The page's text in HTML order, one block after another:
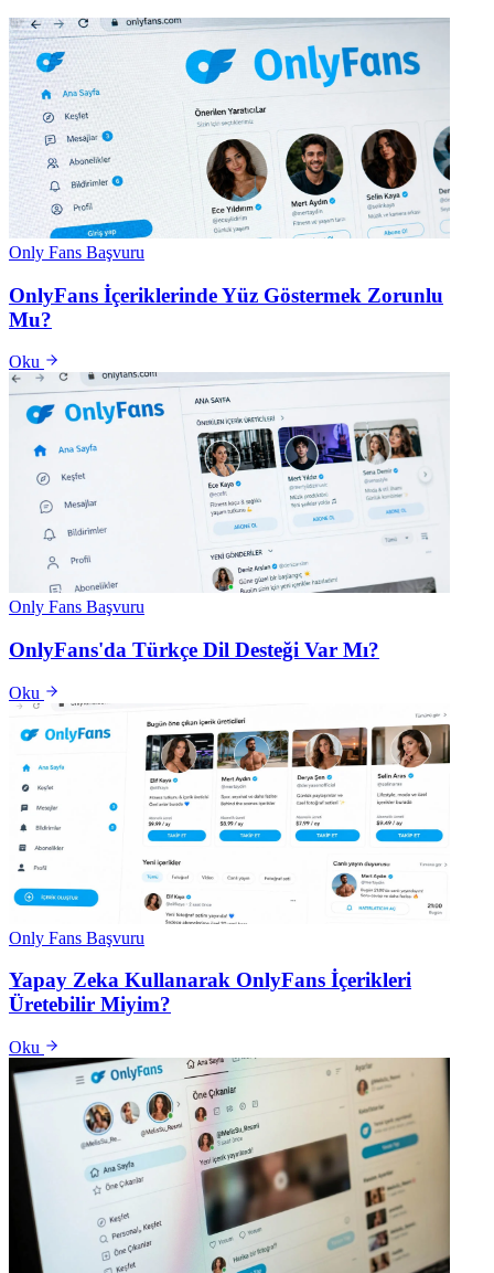
Only Fans Başvuru
OnlyFans İçeriklerinde Yüz Göstermek Zorunlu
Mu?
Oku
Only Fans Başvuru
OnlyFans'da Türkçe Dil Desteği Var Mı?
Oku
Only Fans Başvuru
Yapay Zeka Kullanarak OnlyFans İçerikleri
Üretebilir Miyim?
Oku